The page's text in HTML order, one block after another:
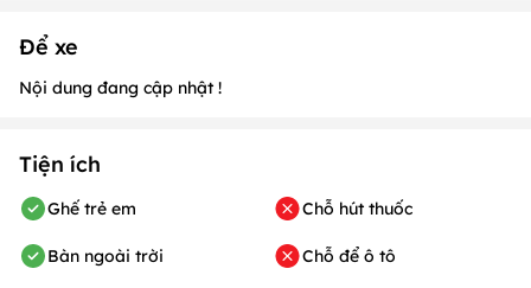
Để xe
Nội dung đang cập nhật !
Tiện ích
Ghế trẻ em
Bàn ngoài trời
Chỗ hút thuốc
Chỗ để ô tô